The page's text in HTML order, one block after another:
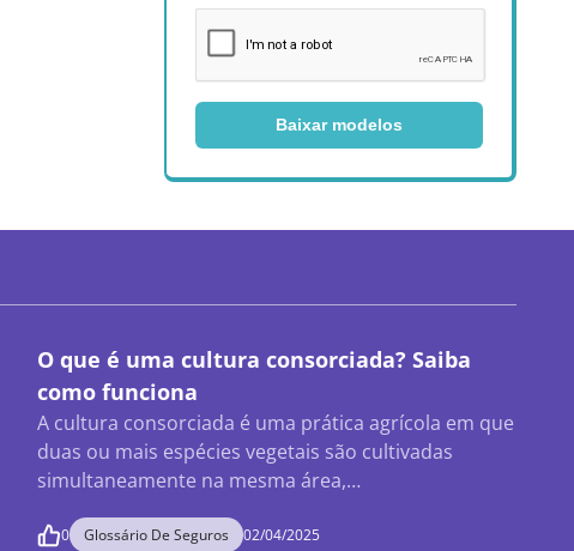
Baixar modelos
O que é uma cultura consorciada? Saiba
como funciona
A cultura consorciada é uma prática agrícola em que
duas ou mais espécies vegetais são cultivadas
simultaneamente na mesma área,…
0 Glossário De Seguros 02/04/2025